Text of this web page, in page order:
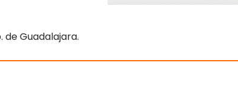
de Guadalajara.